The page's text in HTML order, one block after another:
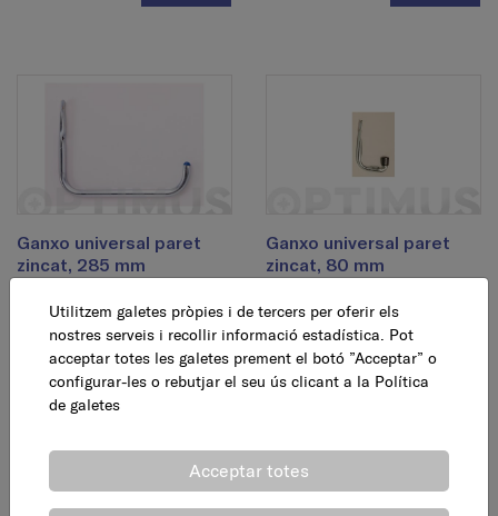
Ganxo universal paret
zincat, 285 mm
7,95 € AFEGEIX
Ganxo universal paret
zincat, 80 mm
3,95 € AFEGEIX
Utilitzem galetes pròpies i de tercers per oferir els
nostres serveis i recollir informació estadística. Pot
acceptar totes les galetes prement el botó ”Acceptar” o
configurar-les o rebutjar el seu ús clicant a la Política
de galetes
Acceptar totes